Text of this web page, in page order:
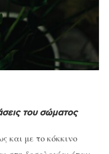
του σώματος
και με το κόκκινο